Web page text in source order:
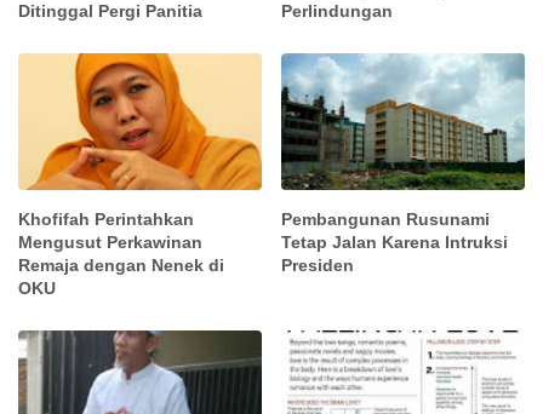
Ditinggal Pergi Panitia
Perlindungan
Khofifah Perintahkan
Mengusut Perkawinan
Remaja dengan Nenek di
OKU
Pembangunan Rusunami
Tetap Jalan Karena Intruksi
Presiden